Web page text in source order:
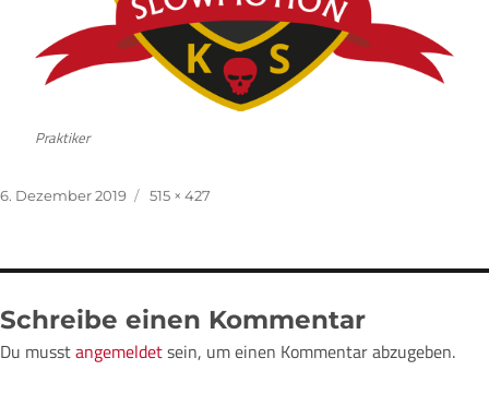
Praktiker
Veröffentlicht
6. Dezember 2019
Volle
515 × 427
Schreibe einen Kommentar
Du musstangemeldetsein, um einen Kommentar abzugeben.